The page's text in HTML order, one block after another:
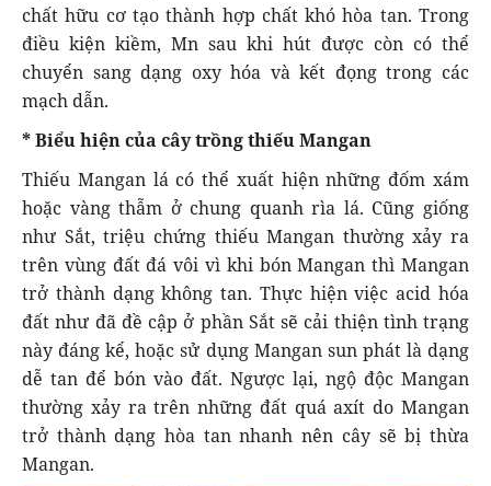
chất hữu cơ tạo thành hợp chất khó hòa tan. Trong
điều kiện kiềm, Mn sau khi hút được còn có thể
chuyển sang dạng oxy hóa và kết đọng trong các
mạch dẫn.
* Biểu hiện của cây trồng thiếu Mangan
Thiếu Mangan lá có thể xuất hiện những đốm xám
hoặc vàng thẫm ở chung quanh rìa lá. Cũng giống
như Sắt, triệu chứng thiếu Mangan thường xảy ra
trên vùng đất đá vôi vì khi bón Mangan thì Mangan
trở thành dạng không tan. Thực hiện việc acid hóa
đất như đã đề cập ở phần Sắt sẽ cải thiện tình trạng
này đáng kể, hoặc sử dụng Mangan sun phát là dạng
dễ tan để bón vào đất. Ngược lại, ngộ độc Mangan
thường xảy ra trên những đất quá axít do Mangan
trở thành dạng hòa tan nhanh nên cây sẽ bị thừa
Mangan.